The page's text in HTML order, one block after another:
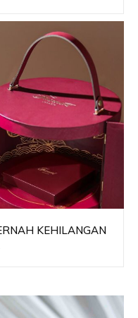
KEHILANGAN